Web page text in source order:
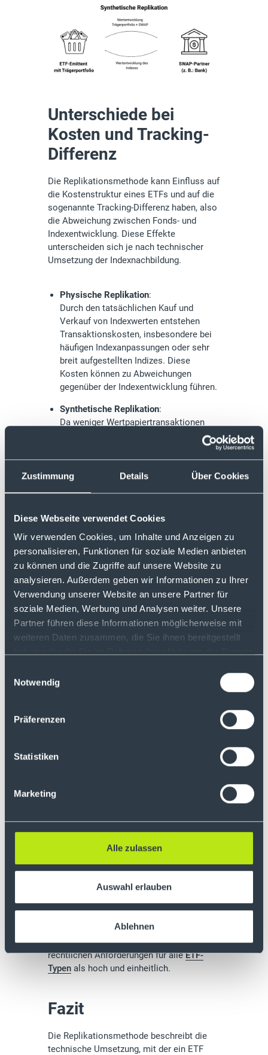
Zustimmung Details Über Cookies
Diese Webseite verwendet Cookies
Wir verwenden Cookies, um Inhalte und Anzeigen zu
personalisieren, Funktionen für soziale Medien anbieten
zu können und die Zugriffe auf unsere Website zu
analysieren. Außerdem geben wir Informationen zu Ihrer
Verwendung unserer Website an unsere Partner für
soziale Medien, Werbung und Analysen weiter. Unsere
Partner führen diese Informationen möglicherweise mit
weiteren Daten zusammen, die Sie ihnen bereitgestellt
Notwendig
Präferenzen
Statistiken
Marketing
Alle zulassen
Auswahl erlauben
Ablehnen
Unterschiede bei
Kosten und Tracking-
Differenz
Die Replikationsmethode kann Einfluss auf
die Kostenstruktur eines ETFs und auf die
sogenannte Tracking-Differenz haben, also
die Abweichung zwischen Fonds- und
Indexentwicklung. Diese Effekte
unterscheiden sich je nach technischer
Umsetzung der Indexnachbildung.
Physische Replikation:
Durch den tatsächlichen Kauf und
Verkauf von Indexwerten entstehen
Transaktionskosten, insbesondere bei
häufigen Indexanpassungen oder sehr
breit aufgestellten Indizes. Diese
Kosten können zu Abweichungen
gegenüber der Indexentwicklung führen.
Synthetische Replikation:
Da weniger Wertpapiertransaktionen
laufenden Gesamtkosten unterscheiden
sich jedoch nicht systematisch, da
Fondsstruktur berücksichtigt sind.
Entscheidend für die Nähe zur
Indexentwicklung ist daher weniger die
Replikationsmethode selbst als die
Effizienz des Fondsmanagements.
Risiken &
regulatorischer
Rahmen
Unabhängig von der Replikationsmethode
Regel als
Insolvenzfall des Anbieters bleibt das
häufig dasKontrahentenrisikothematisiert.
mögliche Ausfall eines Swap-Partners darf
maximal zehn Prozent des
zusätzlich durch Sicherheiten abgesichert
sein. Auch physisch replizierende ETFs
Wertpapierleihe, die ebenfalls reguliert und
besichert ist. Insgesamt gelten die
rechtlichen Anforderungen für alleETF-
Typen als hoch und einheitlich.
Fazit
Die Replikationsmethode beschreibt die
technische Umsetzung, mit der ein ETF